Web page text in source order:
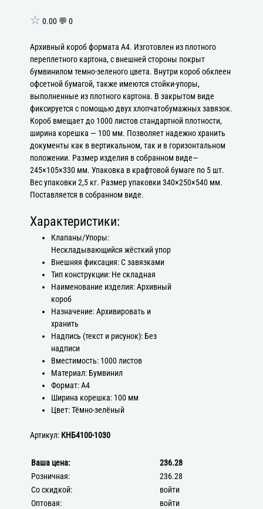
☆ 0.00 💬 0
Архивный короб формата А4. Изготовлен из плотного
переплетного картона, с внешней стороны покрыт
бумвинилом темно-зеленого цвета. Внутри короб обклеен
офсетной бумагой, также имеются стойки-упоры,
выполненные из плотного картона. В закрытом виде
фиксируется с помощью двух хлопчатобумажных завязок.
Короб вмещает до 1000 листов стандартной плотности,
ширина корешка — 100 мм. Позволяет надежно хранить
документы как в вертикальном, так и в горизонтальном
положении. Размер изделия в собранном виде—
245×105×330 мм. Упаковка в крафтовой бумаге по 5 шт.
Вес упаковки 2,5 кг. Размер упаковки 340×250×540 мм.
Поставляется в собранном виде.
Характеристики:
Клапаны/Упоры:
Нескладывающийся жёсткий упор
Внешняя фиксация: С завязками
Тип конструкции: Не складная
Наименование изделия: Архивный
короб
Назначение: Архивировать и
хранить
Надпись (текст и рисунок): Без
надписи
Вместимость: 1000 листов
Материал: Бумвинил
Формат: А4
Ширина корешка: 100 мм
Цвет: Тёмно-зелёный
Артикул: КНБ4100-1030
Ваша цена:
236.28
Розничная:
236.28
Со скидкой:
войти
Оптовая:
войти